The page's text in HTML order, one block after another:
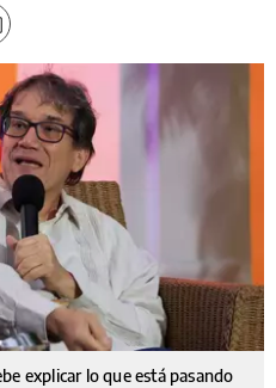
explicar lo que está pasando